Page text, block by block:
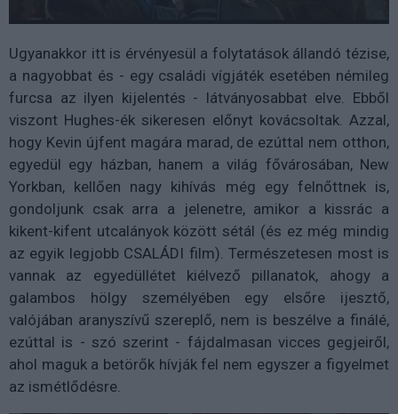
Ugyanakkor itt is érvényesül a folytatások állandó tézise,
a nagyobbat és - egy családi vígjáték esetében némileg
furcsa az ilyen kijelentés - látványosabbat elve. Ebből
viszont Hughes-ék sikeresen előnyt kovácsoltak. Azzal,
hogy Kevin újfent magára marad, de ezúttal nem otthon,
egyedül egy házban, hanem a világ fővárosában, New
Yorkban, kellően nagy kihívás még egy felnőttnek is,
gondoljunk csak arra a jelenetre, amikor a kissrác a
kikent-kifent utcalányok között sétál (és ez még mindig
az egyik legjobb CSALÁDI film). Természetesen most is
vannak az egyedüllétet kiélvező pillanatok, ahogy a
galambos hölgy személyében egy elsőre ijesztő,
valójában aranyszívű szereplő, nem is beszélve a finálé,
ezúttal is - szó szerint - fájdalmasan vicces gegjeiről,
ahol maguk a betörők hívják fel nem egyszer a figyelmet
az ismétlődésre.